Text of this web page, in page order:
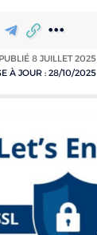
À JOUR : 28/10/2025
8 JUILLET 2025